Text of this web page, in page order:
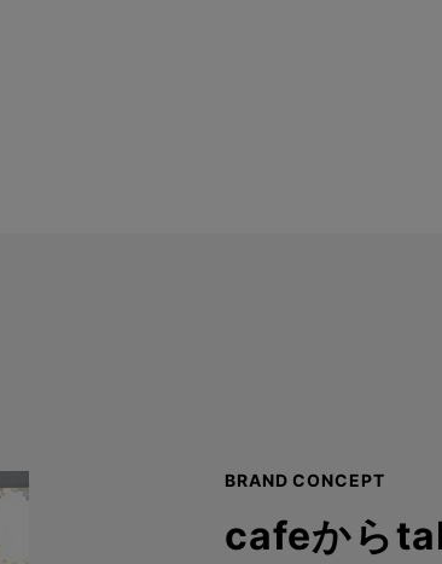
BRAND CONCEPT
cafeから